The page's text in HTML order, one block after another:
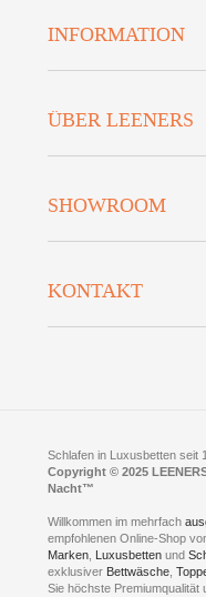
INFORMATION
Finanzierung
Datenschutz
ÜBER LEENERS
Preisgarantie
Presse
Jobs
SHOWROOM
Fotoalbum
Kontakt
KONTAKT
Neuer Showroom
Kontakt via:WhatsApp
Kontakt via:eMail
Schlafen in Luxusbetten seit
Copyright © 2025
Nacht™
Willkommen im mehrfach
empfohlenen Online-Shop
Marken Luxusbetten und
exklusiver Bettwäsche ,
Sie höchste